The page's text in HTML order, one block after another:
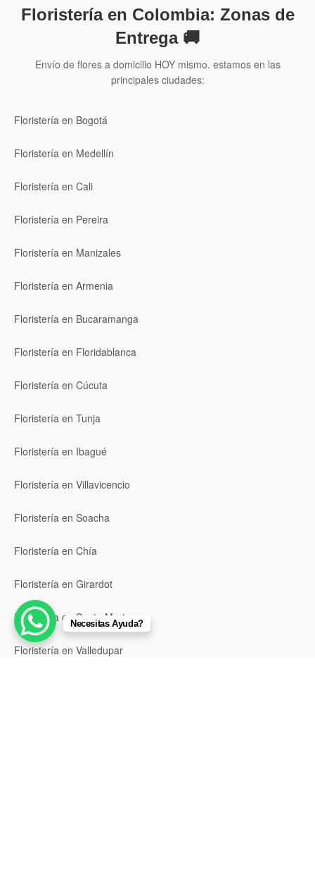
Floristería en Colombia: Zonas de
Entrega 🚚
Envío de flores a domicilio HOY mismo. estamos en las
principales ciudades:
Floristería en Bogotá
Floristería en Medellín
Floristería en Cali
Floristería en Pereira
Floristería en Manizales
Floristería en Armenia
Floristería en Bucaramanga
Floristería en Floridablanca
Floristería en Cúcuta
Floristería en Tunja
Floristería en Ibagué
Floristería en Villavicencio
Floristería en Soacha
Floristería en Chía
Floristería en Girardot
Floristería en Santa Marta
Floristería en Valledupar
Necesitas Ayuda?